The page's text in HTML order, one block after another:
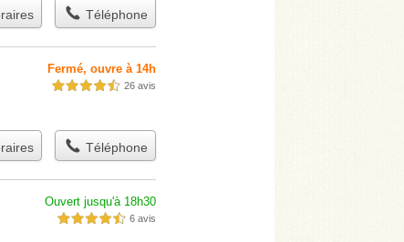
Téléphone
Fermé, ouvre à 14h
4,5 étoiles sur 5 26 avis
Téléphone
Ouvert jusqu'à 18h30
4,5 étoiles sur 5 6 avis